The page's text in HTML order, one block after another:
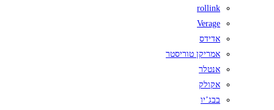
rollink
Verage
אדידס
אמריקן טוריסטר
אנטלר
אקולק
בבג’יו